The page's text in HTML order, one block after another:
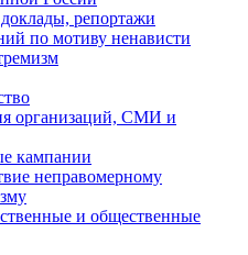
репортажи
по мотиву ненависти
организаций, СМИ и
кампании
неправомерному
и общественные